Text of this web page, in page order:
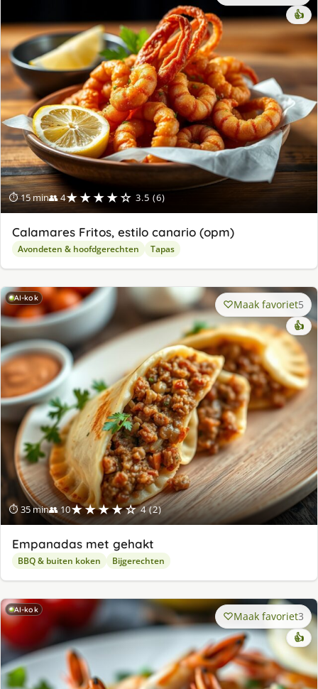
⏱ 15 min👥 4★★★★☆ 3.5 (6)
👍
Calamares Fritos, estilo canario (opm)
Avondeten & hoofdgerechten Tapas
AI-kok
⏱ 35 min👥 10★★★★☆ 4 (2)
Maak favoriet5
👍
Empanadas met gehakt
BBQ & buiten koken Bijgerechten
AI-kok Maak favoriet3
👍